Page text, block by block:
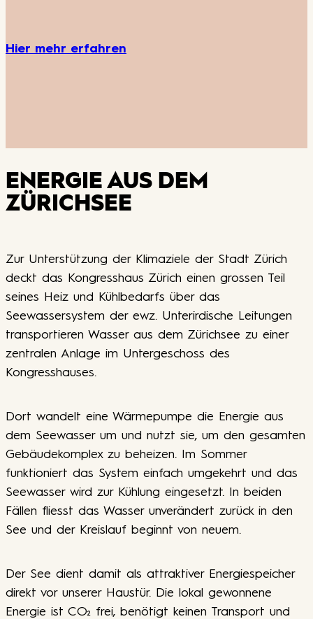
ENERGIE AUS DEM
ZÜRICHSEE
Zur Unterstützung der Klimaziele der Stadt Zürich
deckt das Kongresshaus Zürich einen grossen Teil
seines Heiz und Kühlbedarfs über das
Seewassersystem der ewz. Unterirdische Leitungen
transportieren Wasser aus dem Zürichsee zu einer
zentralen Anlage im Untergeschoss des
Kongresshauses.
Dort wandelt eine Wärmepumpe die Energie aus
dem Seewasser um und nutzt sie, um den gesamten
Gebäudekomplex zu beheizen. Im Sommer
funktioniert das System einfach umgekehrt und das
Seewasser wird zur Kühlung eingesetzt. In beiden
Fällen fliesst das Wasser unverändert zurück in den
See und der Kreislauf beginnt von neuem.
Der See dient damit als attraktiver Energiespeicher
direkt vor unserer Haustür. Die lokal gewonnene
Energie ist CO₂ frei, benötigt keinen Transport und